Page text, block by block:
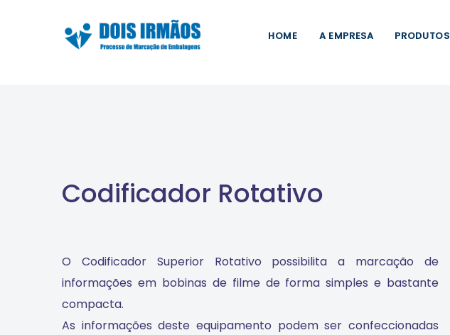
HOME A EMPRESA PRODUTOS
Codificador Rotativo
O Codificador Superior Rotativo possibilita a marcação de
informações em bobinas de filme de forma simples e bastante
compacta.
As informações deste equipamento podem ser confeccionadas